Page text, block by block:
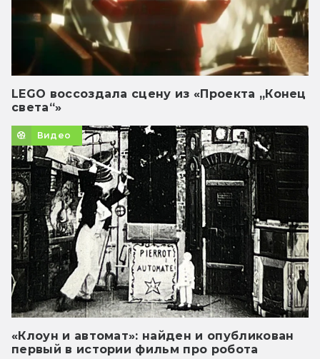
LEGO воссоздала сцену из «Проекта „Конец
света“»
Видео
«Клоун и автомат»: найден и опубликован
первый в истории фильм про робота